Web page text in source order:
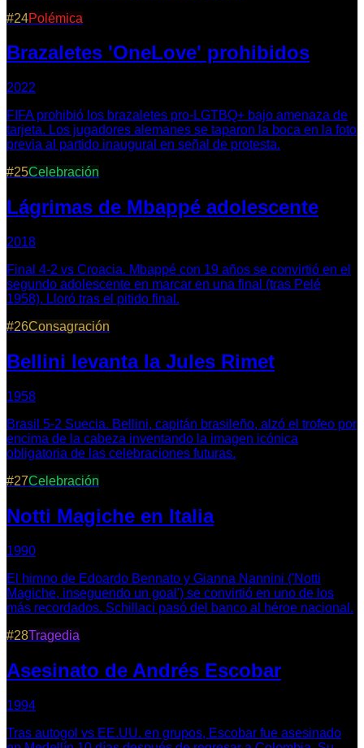
#24Polémica
Brazaletes 'OneLove' prohibidos
2022
FIFA prohibió los brazaletes pro-LGTBQ+ bajo amenaza de
tarjeta. Los jugadores alemanes se taparon la boca en la foto
previa al partido inaugural en señal de protesta.
#25Celebración
Lágrimas de Mbappé adolescente
2018
Final 4-2 vs Croacia. Mbappé con 19 años se convirtió en el
segundo adolescente en marcar en una final (tras Pelé
1958). Lloró tras el pitido final.
#26Consagración
Bellini levanta la Jules Rimet
1958
Brasil 5-2 Suecia. Bellini, capitán brasileño, alzó el trofeo por
encima de la cabeza inventando la imagen icónica
obligatoria de las celebraciones futuras.
#27Celebración
Notti Magiche en Italia
1990
El himno de Edoardo Bennato y Gianna Nannini ('Notti
Magiche, inseguendo un goal') se convirtió en uno de los
más recordados. Schillaci pasó del banco al héroe nacional.
#28Tragedia
Asesinato de Andrés Escobar
1994
Tras autogol vs EE.UU. en grupos, Escobar fue asesinado